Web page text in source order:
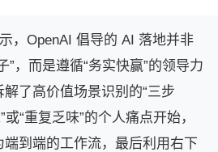
，OpenAI 倡导的 AI 落地并非
”，而是遵循“务实快赢”的领导力
了高价值场景识别的“三步
“重复乏味”的个人痛点开始，
到端的工作流，最后利用右下